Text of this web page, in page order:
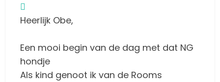
Heerlijk Obe,
Een mooi begin van de dag met dat NG
hondje
Als kind genoot ik van de Rooms